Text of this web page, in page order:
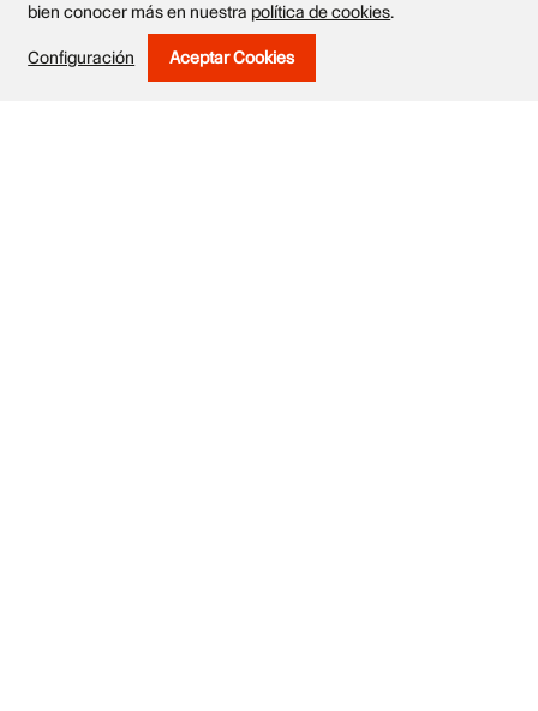
Obras
bien conocer más en nuestra política de cookies.
Configuración Aceptar Cookies